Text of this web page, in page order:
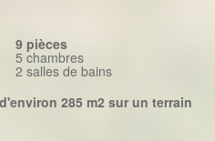
9 pièces
5 chambres
2 salles de bains
285 m2 sur un terrain